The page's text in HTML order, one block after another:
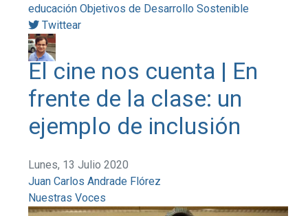
educación Objetivos de Desarrollo Sostenible
Twittear
El cine nos cuenta | En
frente de la clase: un
ejemplo de inclusión
Lunes, 13 Julio 2020
Juan Carlos Andrade Flórez
Nuestras Voces